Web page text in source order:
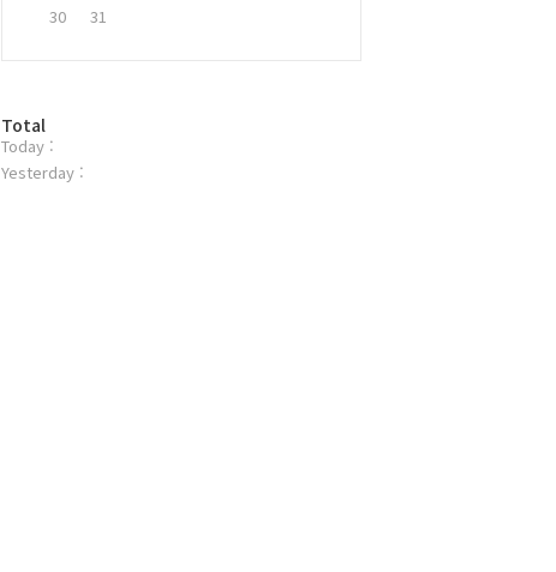
30
31
방
문
자
Total
Today :
Yesterday :